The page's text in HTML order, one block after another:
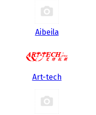
Aibeila
Art-tech